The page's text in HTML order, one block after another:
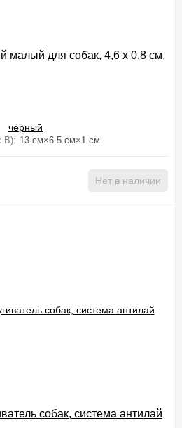
малый для собак, 4,6 х 0,8 см,
В): 13 см×6.5 см×1 см
Нет в наличии
собак, система антилай